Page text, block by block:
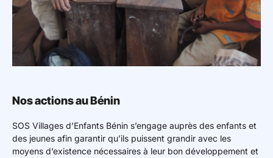
Nos actions au Bénin
SOS Villages d’Enfants Bénin s’engage auprès des enfants et
des jeunes afin garantir qu’ils puissent grandir avec les
moyens d’existence nécessaires à leur bon développement et